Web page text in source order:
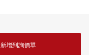
新增到詢價單